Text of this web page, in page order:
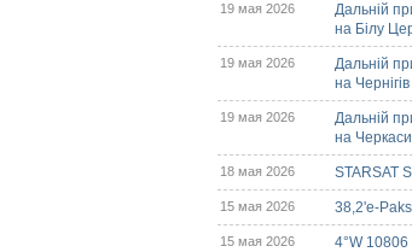
19 мая 2026
Дальній
на Білу
19 мая 2026
Дальній
на Чернігів
19 мая 2026
Дальній
на Черкаси
18 мая 2026 STARSAT
15 мая 2026 38,2'e-
15 мая 2026 4°W 10806